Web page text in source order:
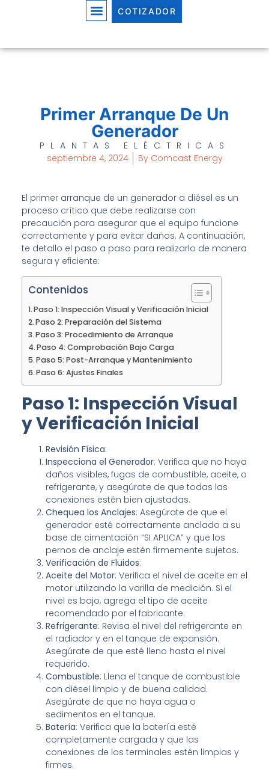
COTIZADOR
Primer Arranque De Un
Generador
PLANTAS ELÉCTRICAS
septiembre 4, 2024
ByComcast Energy
El primer arranque de un generador a diésel es un
proceso crítico que debe realizarse con
precaución para asegurar que el equipo funcione
correctamente y para evitar daños. A continuación,
te detallo el paso a paso para realizarlo de manera
segura y eficiente:
Contenidos
Paso 1: Inspección Visual y Verificación Inicial
Paso 2: Preparación del Sistema
Paso 3: Procedimiento de Arranque
Paso 4: Comprobación Bajo Carga
Paso 5: Post-Arranque y Mantenimiento
Paso 6: Ajustes Finales
Paso 1: Inspección Visual
y Verificación Inicial
Revisión Física:
Inspecciona el Generador: Verifica que no haya
daños visibles, fugas de combustible, aceite, o
refrigerante, y asegúrate de que todas las
conexiones estén bien ajustadas.
Chequea los Anclajes: Asegúrate de que el
generador esté correctamente anclado a su
base de cimentación “SI APLICA” y que los
pernos de anclaje estén firmemente sujetos.
Verificación de Fluidos:
Aceite del Motor: Verifica el nivel de aceite en el
motor utilizando la varilla de medición. Si el
nivel es bajo, agrega el tipo de aceite
recomendado por el fabricante.
Refrigerante: Revisa el nivel del refrigerante en
el radiador y en el tanque de expansión.
Asegúrate de que esté lleno hasta el nivel
requerido.
Combustible: Llena el tanque de combustible
con diésel limpio y de buena calidad.
Asegúrate de que no haya agua o
sedimentos en el tanque.
Batería: Verifica que la batería esté
completamente cargada y que las
conexiones de los terminales estén limpias y
firmes.